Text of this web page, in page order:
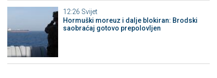
12:26 Svijet
Hormuški moreuz i dalje blokiran: Brodski
saobraćaj gotovo prepolovljen